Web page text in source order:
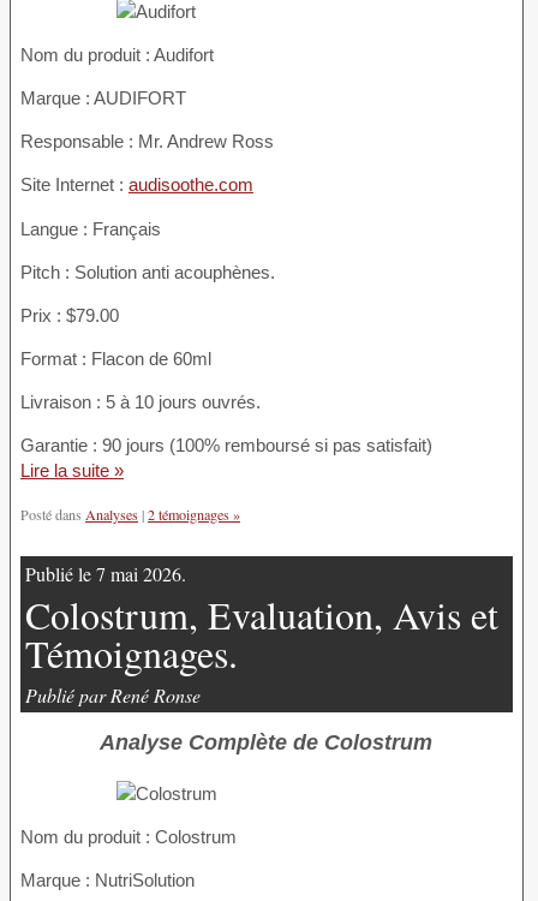
Nom du produit : Audifort
Marque : AUDIFORT
Responsable : Mr. Andrew Ross
Site Internet : audisoothe.com
Langue : Français
Pitch : Solution anti acouphènes.
Prix : $79.00
Format : Flacon de 60ml
Livraison : 5 à 10 jours ouvrés.
Garantie : 90 jours (100% remboursé si pas satisfait)
Lire la suite »
Posté dans Analyses|2 témoignages »
Publié le 7 mai 2026.
Colostrum, Evaluation, Avis et
Témoignages.
Publié par René Ronse
Analyse Complète de Colostrum
Nom du produit : Colostrum
Marque : NutriSolution